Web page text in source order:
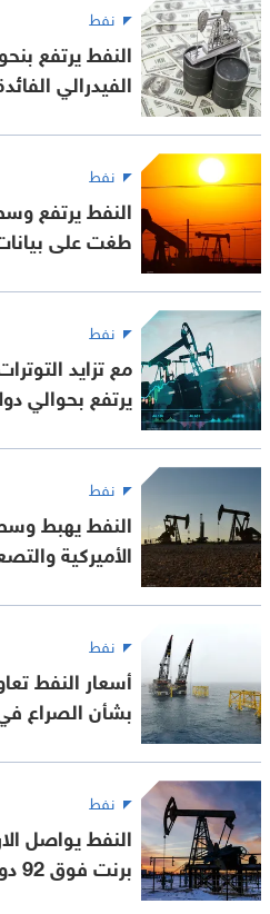
نفط
الفيدرالي
نفط
النفط يرتفع
طغت على
نفط
مع تزايد
يرتفع بحوالي
نفط
النفط يهبط
الأميركية
نفط
أسعار النفط
بشأن الصراع
نفط
النفط يواصل
برنت فوق 92 دولارا